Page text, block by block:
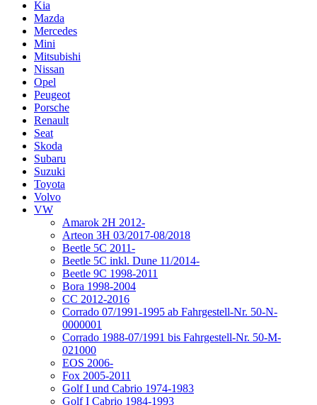
Kia
Mazda
Mercedes
Mini
Mitsubishi
Nissan
Opel
Peugeot
Porsche
Renault
Seat
Skoda
Subaru
Suzuki
Toyota
Volvo
VW
Amarok 2H 2012-
Arteon 3H 03/2017-08/2018
Beetle 5C 2011-
Beetle 5C inkl. Dune 11/2014-
Beetle 9C 1998-2011
Bora 1998-2004
CC 2012-2016
Corrado 07/1991-1995 ab Fahrgestell-Nr. 50-N-
0000001
Corrado 1988-07/1991 bis Fahrgestell-Nr. 50-M-
021000
EOS 2006-
Fox 2005-2011
Golf I und Cabrio 1974-1983
Golf I Cabrio 1984-1993